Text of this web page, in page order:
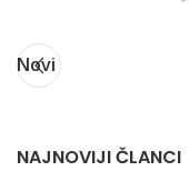
Novi
NAJNOVIJI ČLANCI